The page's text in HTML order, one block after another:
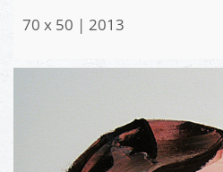
70 x 50 | 2013